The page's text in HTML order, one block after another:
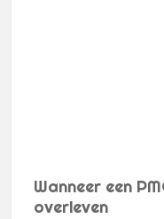
Wanneer een
overleven